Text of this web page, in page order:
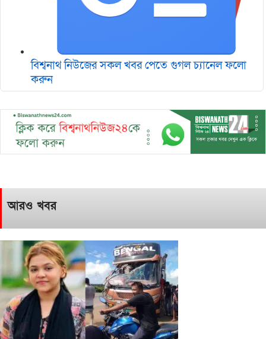
বিশ্বনাথ নিউজের সকল খবর পেতে গুগল চ‌্যানেল ফলো
করুন
আরও খবর